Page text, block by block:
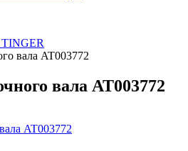
TINGER
вала AT003772
вала AT003772